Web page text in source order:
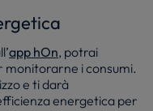
app hOn, potrai
monitorarne i consumi.
e ti darà
energetica per